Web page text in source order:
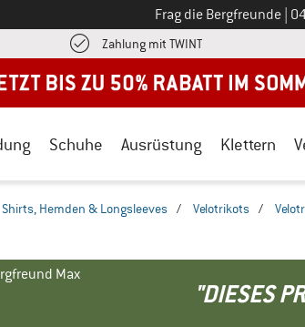
Frag die Bergfreunde
Zahlung mit TWINTFinde die
Schuhe Ausrüstung Klettern
Shirts, Hemden & Longsleeves / Velotrikots /
Max
"DIESES